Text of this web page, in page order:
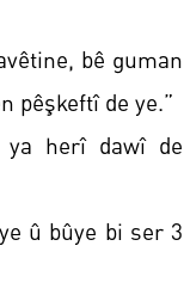
bê guman
pêşkeftî de ye.”
ya herî dawî de
û bûye bi ser 3